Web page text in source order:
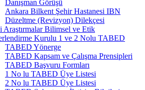
Danışman Görüşü
Ankara Bilkent Şehir Hastanesi IBN
Düzeltme (Revizyon) Dilekçesi
Araştırmalar Bilimsel ve Etik
Kurulu 1 ve 2 Nolu TABED
TABED Yönerge
TABED Kapsam ve Çalışma Prensipleri
TABED Başvuru Formları
1 No lu TABED Üye Listesi
2 No lu TABED Üye Listesi